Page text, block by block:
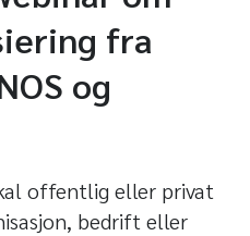
fra
og
offentlig eller privat
bedrift eller